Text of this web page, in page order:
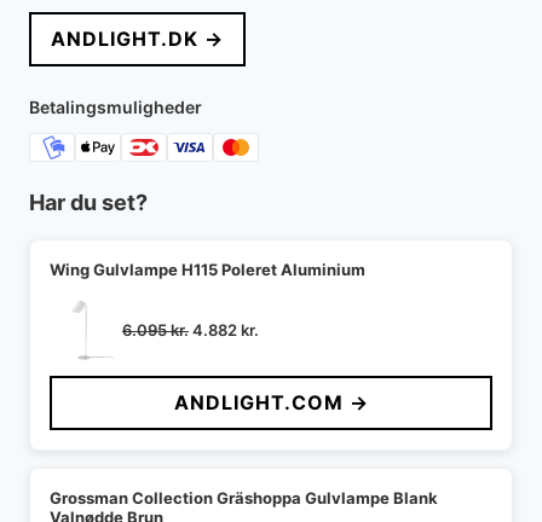
ANDLIGHT.DK →
Betalingsmuligheder
Har du set?
Wing Gulvlampe H115 Poleret Aluminium
6.095kr.Den
pris
var:
6.095 kr..
4.882kr.
pris
er:
4.882 kr..
ANDLIGHT.COM →
Grossman Collection Gräshoppa Gulvlampe Blank
Valnødde Brun